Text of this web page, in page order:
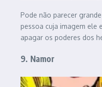
Pode não parecer
pessoa cuja imagem ele
apagar os poderes dos
9. Namor